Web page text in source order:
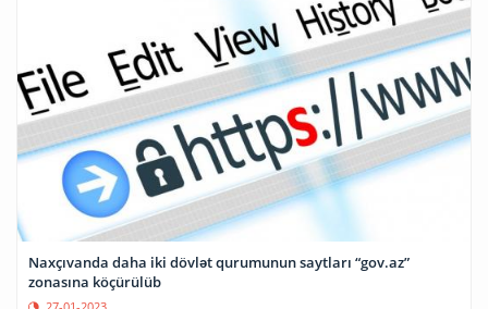
Naxçıvanda daha iki dövlət qurumunun saytları “gov.az”
zonasına köçürülüb